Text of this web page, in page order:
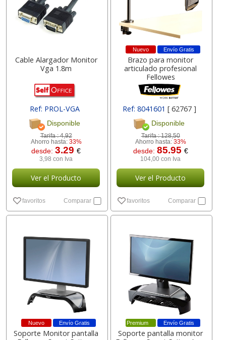
Cable Alargador Monitor
Vga 1.8m
Ref: PROL-VGA
[ 10.15.0202 ]
Disponible
Tarifa :4,92
Ahorro hasta: 33%
desde:3.29€
3,98 con Iva
Ver el Producto
favoritos Comparar
Envío Gratis
Nuevo
Brazo para monitor
articulado profesional
Fellowes
Ref: 8041601 [ 62767 ]
Disponible
Tarifa :128,50
Ahorro hasta: 33%
desde: 85.95 €
104,00 con Iva
Ver el Producto
favoritos Comparar
Envío Gratis
Nuevo
Soporte Monitor pantalla
Envío Gratis
Premium
Soporte pantalla monitor